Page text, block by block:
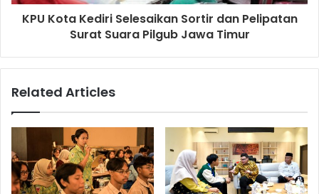
KPU Kota Kediri Selesaikan Sortir dan Pelipatan
Surat Suara Pilgub Jawa Timur
Related Articles